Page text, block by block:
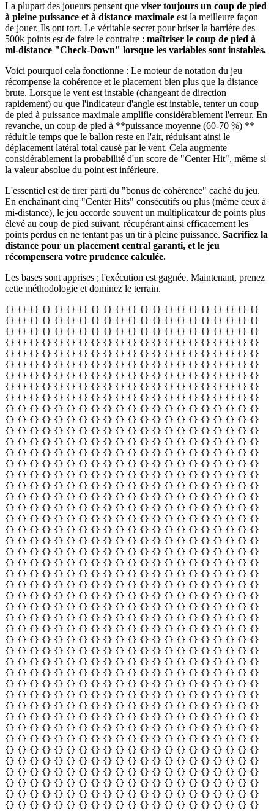
La plupart des joueurs pensent que viser toujours un coup de pied
à pleine puissance et à distance maximale est la meilleure façon
de jouer. Ils ont tort. Le véritable secret pour briser la barrière des
500k points est de faire le contraire : maîtriser le coup de pied à
mi-distance "Check-Down" lorsque les variables sont instables.
Voici pourquoi cela fonctionne : Le moteur de notation du jeu
récompense la cohérence et le placement bien plus que la distance
brute. Lorsque le vent est instable (changeant de direction
rapidement) ou que l'indicateur d'angle est instable, tenter un coup
de pied à puissance maximale amplifie considérablement l'erreur. En
revanche, un coup de pied à **puissance moyenne (60-70 %) **
réduit le temps que le ballon reste en l'air, réduisant ainsi le
déplacement latéral total causé par le vent. Cela augmente
considérablement la probabilité d'un score de "Center Hit", même si
la valeur absolue du point est inférieure.
L'essentiel est de tirer parti du "bonus de cohérence" caché du jeu.
En enchaînant cinq "Center Hits" consécutifs ou plus (même ceux à
mi-distance), le jeu accorde souvent un multiplicateur de points plus
élevé au coup de pied suivant, récupérant ainsi efficacement les
points perdus en ne tentant pas un tir à pleine puissance. Sacrifiez la
distance pour un placement central garanti, et le jeu
récompensera votre prudence calculée.
Les bases sont apprises ; l'exécution est gagnée. Maintenant, prenez
cette méthodologie et dominez le terrain.
{} {} {} {} {} {} {} {} {} {} {} {} {} {} {} {} {} {} {} {} {}
{} {} {} {} {} {} {} {} {} {} {} {} {} {} {} {} {} {} {} {} {}
{} {} {} {} {} {} {} {} {} {} {} {} {} {} {} {} {} {} {} {} {}
{} {} {} {} {} {} {} {} {} {} {} {} {} {} {} {} {} {} {} {} {}
{} {} {} {} {} {} {} {} {} {} {} {} {} {} {} {} {} {} {} {} {}
{} {} {} {} {} {} {} {} {} {} {} {} {} {} {} {} {} {} {} {} {}
{} {} {} {} {} {} {} {} {} {} {} {} {} {} {} {} {} {} {} {} {}
{} {} {} {} {} {} {} {} {} {} {} {} {} {} {} {} {} {} {} {} {}
{} {} {} {} {} {} {} {} {} {} {} {} {} {} {} {} {} {} {} {} {}
{} {} {} {} {} {} {} {} {} {} {} {} {} {} {} {} {} {} {} {} {}
{} {} {} {} {} {} {} {} {} {} {} {} {} {} {} {} {} {} {} {} {}
{} {} {} {} {} {} {} {} {} {} {} {} {} {} {} {} {} {} {} {} {}
{} {} {} {} {} {} {} {} {} {} {} {} {} {} {} {} {} {} {} {} {}
{} {} {} {} {} {} {} {} {} {} {} {} {} {} {} {} {} {} {} {} {}
{} {} {} {} {} {} {} {} {} {} {} {} {} {} {} {} {} {} {} {} {}
{} {} {} {} {} {} {} {} {} {} {} {} {} {} {} {} {} {} {} {} {}
{} {} {} {} {} {} {} {} {} {} {} {} {} {} {} {} {} {} {} {} {}
{} {} {} {} {} {} {} {} {} {} {} {} {} {} {} {} {} {} {} {} {}
{} {} {} {} {} {} {} {} {} {} {} {} {} {} {} {} {} {} {} {} {}
{} {} {} {} {} {} {} {} {} {} {} {} {} {} {} {} {} {} {} {} {}
{} {} {} {} {} {} {} {} {} {} {} {} {} {} {} {} {} {} {} {} {}
{} {} {} {} {} {} {} {} {} {} {} {} {} {} {} {} {} {} {} {} {}
{} {} {} {} {} {} {} {} {} {} {} {} {} {} {} {} {} {} {} {} {}
{} {} {} {} {} {} {} {} {} {} {} {} {} {} {} {} {} {} {} {} {}
{} {} {} {} {} {} {} {} {} {} {} {} {} {} {} {} {} {} {} {} {}
{} {} {} {} {} {} {} {} {} {} {} {} {} {} {} {} {} {} {} {} {}
{} {} {} {} {} {} {} {} {} {} {} {} {} {} {} {} {} {} {} {} {}
{} {} {} {} {} {} {} {} {} {} {} {} {} {} {} {} {} {} {} {} {}
{} {} {} {} {} {} {} {} {} {} {} {} {} {} {} {} {} {} {} {} {}
{} {} {} {} {} {} {} {} {} {} {} {} {} {} {} {} {} {} {} {} {}
{} {} {} {} {} {} {} {} {} {} {} {} {} {} {} {} {} {} {} {} {}
{} {} {} {} {} {} {} {} {} {} {} {} {} {} {} {} {} {} {} {} {}
{} {} {} {} {} {} {} {} {} {} {} {} {} {} {} {} {} {} {} {} {}
{} {} {} {} {} {} {} {} {} {} {} {} {} {} {} {} {} {} {} {} {}
{} {} {} {} {} {} {} {} {} {} {} {} {} {} {} {} {} {} {} {} {}
{} {} {} {} {} {} {} {} {} {} {} {} {} {} {} {} {} {} {} {} {}
{} {} {} {} {} {} {} {} {} {} {} {} {} {} {} {} {} {} {} {} {}
{} {} {} {} {} {} {} {} {} {} {} {} {} {} {} {} {} {} {} {} {}
{} {} {} {} {} {} {} {} {} {} {} {} {} {} {} {} {} {} {} {} {}
{} {} {} {} {} {} {} {} {} {} {} {} {} {} {} {} {} {} {} {} {}
{} {} {} {} {} {} {} {} {} {} {} {} {} {} {} {} {} {} {} {} {}
{} {} {} {} {} {} {} {} {} {} {} {} {} {} {} {} {} {} {} {} {}
{} {} {} {} {} {} {} {} {} {} {} {} {} {} {} {} {} {} {} {} {}
{} {} {} {} {} {} {} {} {} {} {} {} {} {} {} {} {} {} {} {} {}
{} {} {} {} {} {} {} {} {} {} {} {} {} {} {} {} {} {} {} {} {}
{} {} {} {} {} {} {} {} {} {} {} {} {} {} {} {} {} {} {} {} {}